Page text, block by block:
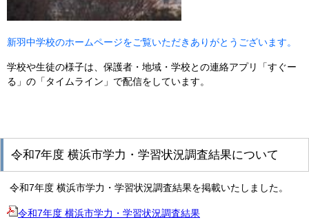
新羽中学校のホームページをご覧いただきありがとうございます。
学校や生徒の様子は、保護者・地域・学校との連絡アプリ「すぐー
る」の「タイムライン」で配信をしています。
令和7年度 横浜市学力・学習状況調査結果について
令和7年度 横浜市学力・学習状況調査結果を掲載いたしました。
令和7年度 横浜市学力・学習状況調査結果